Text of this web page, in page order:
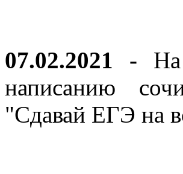
07.02.2021 - На
написанию
"Сдавай ЕГЭ на